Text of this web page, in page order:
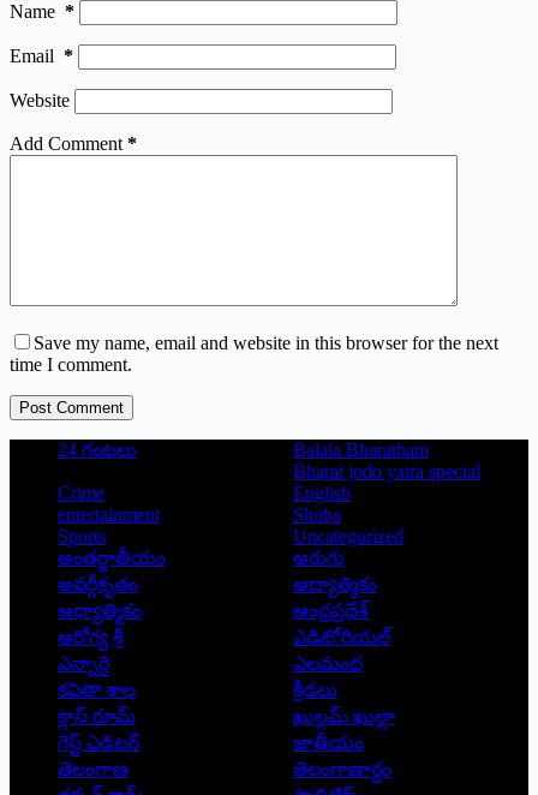
Name *
Email *
Website
Add Comment *
Save my name, email and website in this browser for the next
time I comment.
Post Comment
24 గంటలు
Balala Bharatham
Bharat jodo yatra special
Crime
English
entertainment
Shoba
Sports
Uncategorized
అంతర్జాతీయం
అరుగు
అవర్గీకృతం
ఆద్యాత్మికం
ఆధ్యాత్మికం
ఆంధ్రప్రదేశ్
ఆరోగ్య శ్రీ
ఎడిటోరియల్
ఎన్నారై
ఎలమంద
కవితా శాల
క్రీడలు
క్లాస్ రూమ్
ఖుల్లమ్ ఖుల్లా
గెస్ట్ ఎడిటర్
జాతీయం
తెలంగాణ
తెలంగాణార్థం